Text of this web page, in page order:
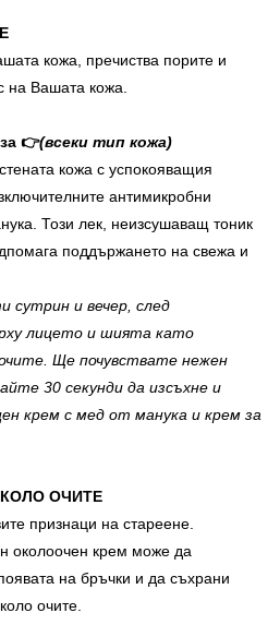
кожа, пречиства порите и
на Вашата кожа.
👉(всеки тип кожа)
кожа с успокояващия
антимикробни
Този лек, неизсушаващ тоник
поддържането на свежа и
сутрин и вечер, след
лицето и шията като
Ще почувствате нежен
30 секунди да изсъхне и
крем с мед от манука и крем за
ОЧИТЕ
признаци на стареене.
околоочен крем може да
на бръчки и да съхрани
очите.